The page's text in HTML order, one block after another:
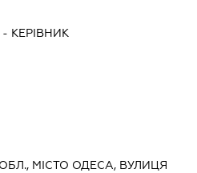
- КЕРІВНИК
МІСТО ОДЕСА, ВУЛИЦЯ